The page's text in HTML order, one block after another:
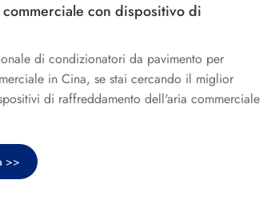
con dispositivo di
di condizionatori da pavimento per
in Cina, se stai cercando il miglior
di raffreddamento dell'aria commerciale
>>